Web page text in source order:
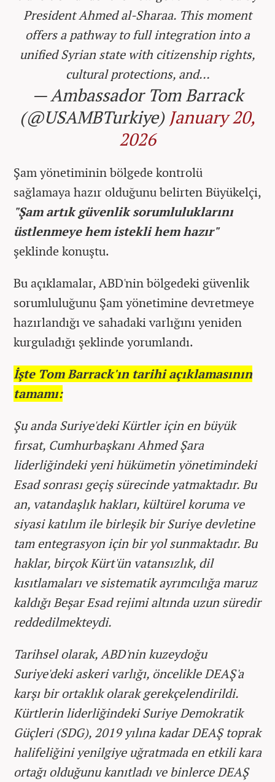
President Ahmed al-Sharaa. This moment
offers a pathway to full integration into a
unified Syrian state with citizenship rights,
cultural protections, and…
— Ambassador Tom Barrack
(@USAMBTurkiye) January 20,
2026
Şam yönetiminin bölgede kontrolü
sağlamaya hazır olduğunu belirten Büyükelçi,
"Şam artık güvenlik sorumluluklarını
üstlenmeye hem istekli hem hazır"
şeklinde konuştu.
Bu açıklamalar, ABD'nin bölgedeki güvenlik
sorumluluğunu Şam yönetimine devretmeye
hazırlandığı ve sahadaki varlığını yeniden
kurguladığı şeklinde yorumlandı.
İşte Tom Barrack'ın tarihi açıklamasının
tamamı:
Şu anda Suriye'deki Kürtler için en büyük
fırsat, Cumhurbaşkanı Ahmed Şara
liderliğindeki yeni hükümetin yönetimindeki
Esad sonrası geçiş sürecinde yatmaktadır. Bu
an, vatandaşlık hakları, kültürel koruma ve
siyasi katılım ile birleşik bir Suriye devletine
tam entegrasyon için bir yol sunmaktadır. Bu
haklar, birçok Kürt'ün vatansızlık, dil
kısıtlamaları ve sistematik ayrımcılığa maruz
kaldığı Beşar Esad rejimi altında uzun süredir
reddedilmekteydi.
Tarihsel olarak, ABD'nin kuzeydoğu
Suriye'deki askeri varlığı, öncelikle DEAŞ'a
karşı bir ortaklık olarak gerekçelendirildi.
Kürtlerin liderliğindeki Suriye Demokratik
Güçleri (SDG), 2019 yılına kadar DEAŞ toprak
halifeliğini yenilgiye uğratmada en etkili kara
ortağı olduğunu kanıtladı ve binlerce DEAŞ